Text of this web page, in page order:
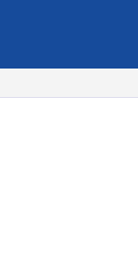
巴基斯坦誓共同防禦